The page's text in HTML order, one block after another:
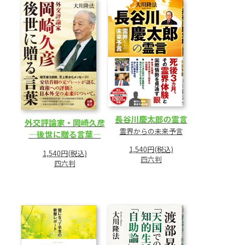
外交評論家・岡崎久彦
―後世に贈る言葉―
1,540円(税込)
四六判
長谷川慶太郎の霊言
霊界からの未来予言
1,540円(税込)
四六判